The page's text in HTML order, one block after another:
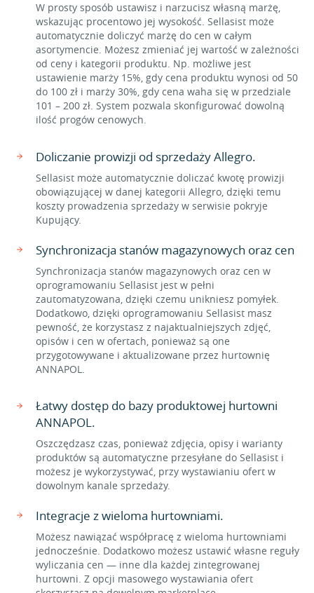
W prosty sposób ustawisz i narzucisz własną marżę,
wskazując procentowo jej wysokość. Sellasist może
automatycznie doliczyć marżę do cen w całym
asortymencie. Możesz zmieniać jej wartość w zależności
od ceny i kategorii produktu. Np. możliwe jest
ustawienie marży 15%, gdy cena produktu wynosi od 50
do 100 zł i marży 30%, gdy cena waha się w przedziale
101 – 200 zł. System pozwala skonfigurować dowolną
ilość progów cenowych.
Doliczanie prowizji od sprzedaży Allegro.
Sellasist może automatycznie doliczać kwotę prowizji
obowiązującej w danej kategorii Allegro, dzięki temu
koszty prowadzenia sprzedaży w serwisie pokryje
Kupujący.
Synchronizacja stanów magazynowych oraz cen
Synchronizacja stanów magazynowych oraz cen w
oprogramowaniu Sellasist jest w pełni
zautomatyzowana, dzięki czemu unikniesz pomyłek.
Dodatkowo, dzięki oprogramowaniu Sellasist masz
pewność, że korzystasz z najaktualniejszych zdjęć,
opisów i cen w ofertach, ponieważ są one
przygotowywane i aktualizowane przez hurtownię
ANNAPOL.
Łatwy dostęp do bazy produktowej hurtowni
ANNAPOL.
Oszczędzasz czas, ponieważ zdjęcia, opisy i warianty
produktów są automatyczne przesyłane do Sellasist i
możesz je wykorzystywać, przy wystawianiu ofert w
dowolnym kanale sprzedaży.
Integracje z wieloma hurtowniami.
Możesz nawiązać współpracę z wieloma hurtowniami
jednocześnie. Dodatkowo możesz ustawić własne reguły
wyliczania cen — inne dla każdej zintegrowanej
hurtowni. Z opcji masowego wystawiania ofert